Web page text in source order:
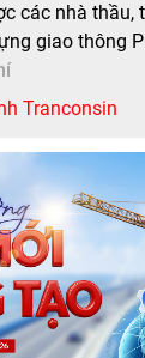
các nhà thầu,
giao thông
điều kiện đón
Thông tin tiến
Tranconsin